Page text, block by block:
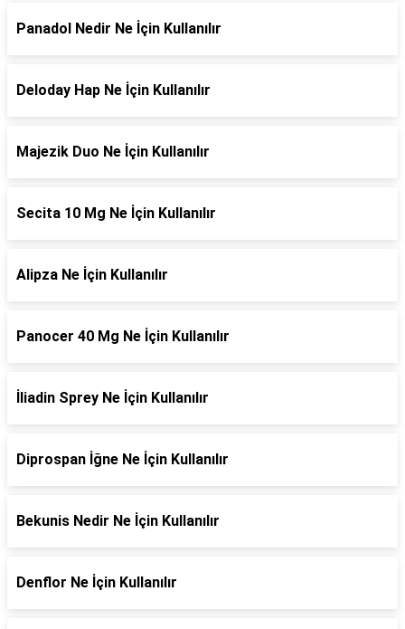
Panadol Nedir Ne İçin Kullanılır
Deloday Hap Ne İçin Kullanılır
Majezik Duo Ne İçin Kullanılır
Secita 10 Mg Ne İçin Kullanılır
Alipza Ne İçin Kullanılır
Panocer 40 Mg Ne İçin Kullanılır
İliadin Sprey Ne İçin Kullanılır
Diprospan İğne Ne İçin Kullanılır
Bekunis Nedir Ne İçin Kullanılır
Denflor Ne İçin Kullanılır